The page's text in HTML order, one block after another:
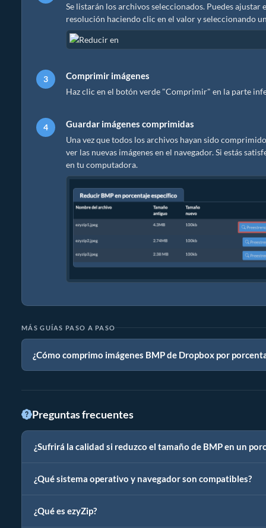
Se listarán los archivos seleccionados. Puedes
resolución haciendo clic en el valor y seleccionando
Comprimir imágenes
Haz clic en el botón verde "Comprimir" en la parte
Guardar imágenes comprimidas
Una vez que todos los archivos hayan sido
ver las nuevas imágenes en el navegador. Si estás
en tu computadora.
MÁS GUÍAS PASO A PASO
¿Cómo comprimo imágenes BMP de Dropbox por
Preguntas frecuentes
¿Sufrirá la calidad si reduzco el tamaño de BMP en un
¿Qué sistema operativo y navegador son compatibles?
¿Qué es ezyZip?